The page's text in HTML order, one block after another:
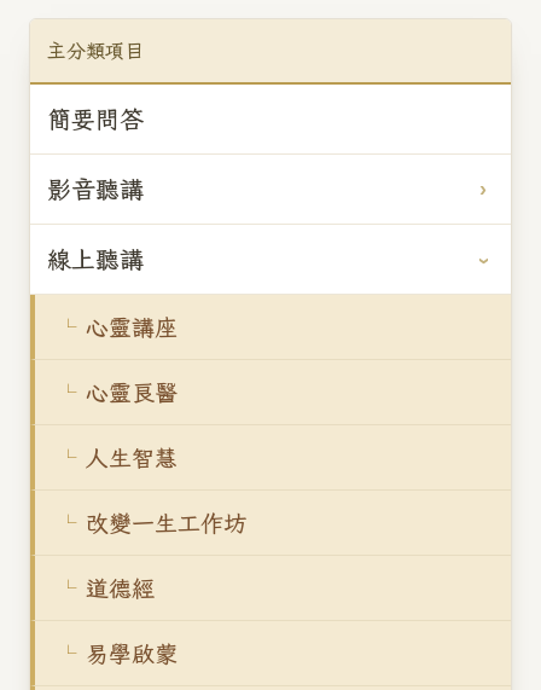
主分類項目
簡要問答
影音聽講
線上聽講
心靈講座
心靈良醫
人生智慧
改變一生工作坊
道德經
易學啟蒙